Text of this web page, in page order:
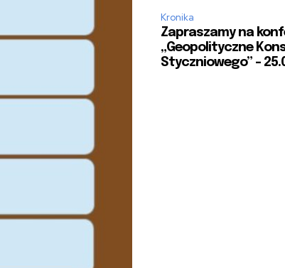
Kronika
Zapraszamy na
„Geopolityczne
Styczniowego” –